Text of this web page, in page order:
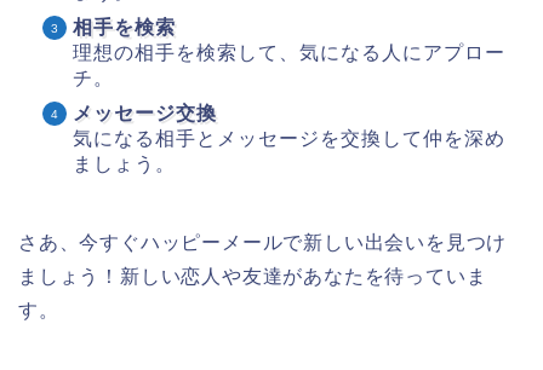
相手を検索
理想の相手を検索して、気になる人にアプロー
チ。
メッセージ交換
気になる相手とメッセージを交換して仲を深め
ましょう。
さあ、今すぐハッピーメールで新しい出会いを見つけ
ましょう！新しい恋人や友達があなたを待っていま
す。